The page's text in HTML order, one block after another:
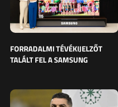
FORRADALMI TÉVÉKIJELZŐT
TALÁLT FEL A SAMSUNG